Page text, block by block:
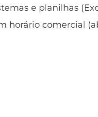
e planilhas
horário comercial